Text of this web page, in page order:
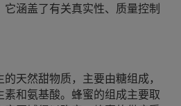
涵盖了有关真实性、质量控制
天然甜物质，主要由糖组成，
和氨基酸。蜂蜜的组成主要取